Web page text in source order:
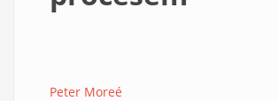
Peter Moreé